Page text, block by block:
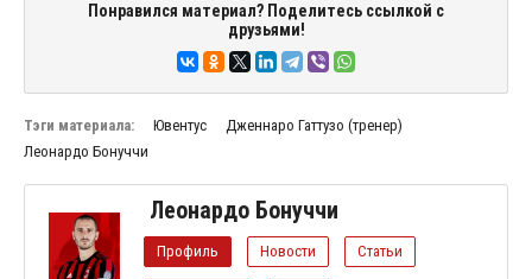
Понравился материал? Поделитесь ссылкой с
друзьями!
Тэги материала: Ювентус
Дженнаро Гаттузо (тренер)
Леонардо Бонуччи
Леонардо Бонуччи
Профиль Новости Статьи